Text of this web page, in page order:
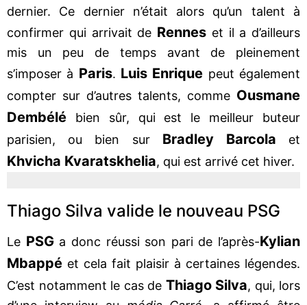
dernier. Ce dernier n’était alors qu’un talent à
confirmer qui arrivait de Rennes et il a d’ailleurs
mis un peu de temps avant de pleinement
s’imposer à Paris. Luis Enrique peut également
compter sur d’autres talents, comme Ousmane
Dembélé bien sûr, qui est le meilleur buteur
parisien, ou bien surBradley Barcola et
Khvicha Kvaratskhelia, qui est arrivé cet hiver.
Thiago Silva valide le nouveau PSG
Le PSGa donc réussi son pari de l’après-Kylian
Mbappé et cela fait plaisir à certaines légendes.
C’est notamment le cas de Thiago Silva, qui, lors